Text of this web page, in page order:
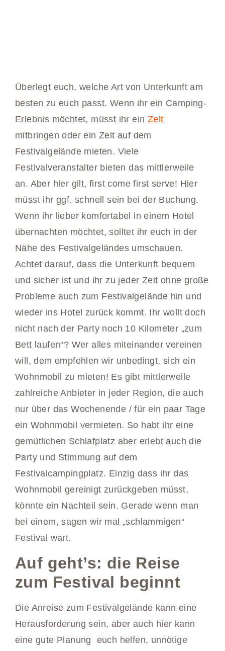
Überlegt euch, welche Art von Unterkunft am
besten zu euch passt. Wenn ihr ein Camping-
Erlebnis möchtet, müsst ihr ein Zelt
mitbringen oder ein Zelt auf dem
Festivalgelände mieten. Viele
Festivalveranstalter bieten das mittlerweile
an. Aber hier gilt, first come first serve! Hier
müsst ihr ggf. schnell sein bei der Buchung.
Wenn ihr lieber komfortabel in einem Hotel
übernachten möchtet, solltet ihr euch in der
Nähe des Festivalgeländes umschauen.
Achtet darauf, dass die Unterkunft bequem
und sicher ist und ihr zu jeder Zeit ohne große
Probleme auch zum Festivalgelände hin und
wieder ins Hotel zurück kommt. Ihr wollt doch
nicht nach der Party noch 10 Kilometer „zum
Bett laufen“? Wer alles miteinander vereinen
will, dem empfehlen wir unbedingt, sich ein
Wohnmobil zu mieten! Es gibt mittlerweile
zahlreiche Anbieter in jeder Region, die auch
nur über das Wochenende / für ein paar Tage
ein Wohnmobil vermieten. So habt ihr eine
gemütlichen Schlafplatz aber erlebt auch die
Party und Stimmung auf dem
Festivalcampingplatz. Einzig dass ihr das
Wohnmobil gereinigt zurückgeben müsst,
könnte ein Nachteil sein. Gerade wenn man
bei einem, sagen wir mal „schlammigen“
Festival wart.
Auf geht’s: die Reise
zum Festival beginnt
Die Anreise zum Festivalgelände kann eine
Herausforderung sein, aber auch hier kann
eine gute Planung euch helfen, unnötige